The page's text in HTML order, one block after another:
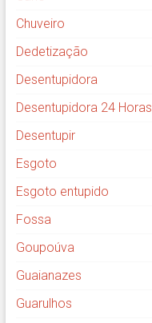
Chuveiro
Dedetização
Desentupidora
Desentupidora 24 Horas
Desentupir
Esgoto
Esgoto entupido
Fossa
Goupoúva
Guaianazes
Guarulhos